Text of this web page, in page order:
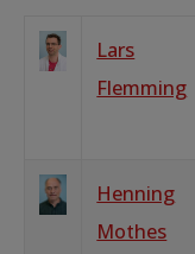
Lars
Flemming
Henning
Mothes